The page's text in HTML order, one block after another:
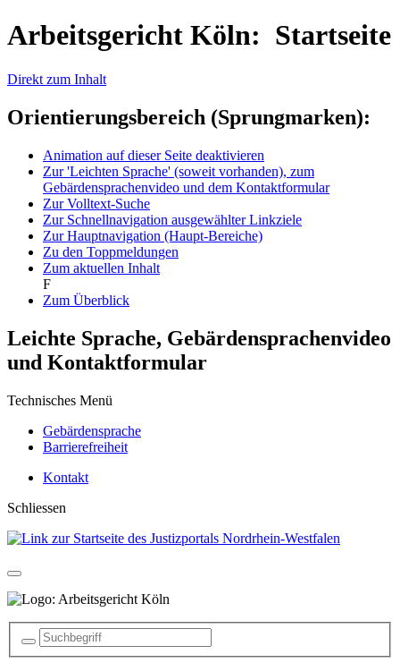
Arbeitsgericht Köln: Startseite
Direkt zum Inhalt
Orientierungsbereich (Sprungmarken):
Animation auf dieser Seite deaktivieren
Zur 'Leichten Sprache' (soweit vorhanden), zum
Gebärdensprachenvideo und dem Kontaktformular
Zur Volltext-Suche
Zur Schnellnavigation ausgewählter Linkziele
Zur Hauptnavigation (Haupt-Bereiche)
Zu den Toppmeldungen
Zum aktuellen Inhalt
F
Zum Überblick
Leichte Sprache, Gebärdensprachenvideo
und Kontaktformular
Technisches Menü
Gebärdensprache
Barrierefreiheit
Kontakt
Schliessen